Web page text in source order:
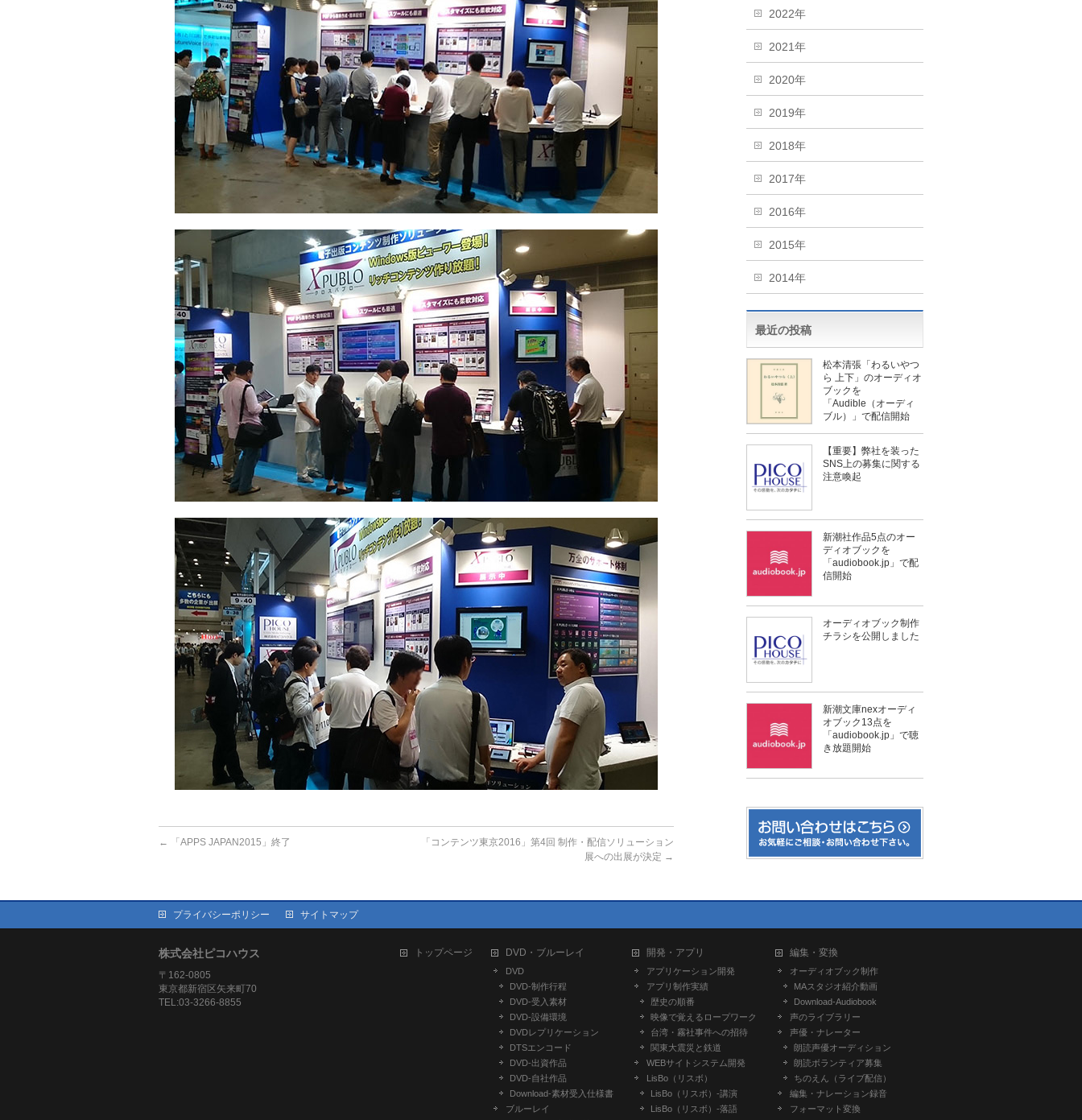
← 「APPS JAPAN2015」終了
「コンテンツ東京2016」第4回 制作・配信ソリューション
展への出展が決定 →
2022年
2021年
2020年
2019年
2018年
2017年
2016年
2015年
2014年
最近の投稿
松本清張「わるいやつ
ら 上下」のオーディオ
ブックを
「Audible（オーディ
ブル）」で配信開始
【重要】弊社を装った
SNS上の募集に関する
注意喚起
新潮社作品5点のオー
ディオブックを
「audiobook.jp」で配
信開始
オーディオブック制作
チラシを公開しました
新潮文庫nexオーディ
オブック13点を
「audiobook.jp」で聴
き放題開始
プライバシーポリシー サイトマップ
株式会社ピコハウス
〒162-0805
東京都新宿区矢来町70
TEL:03-3266-8855
トップページ DVD・ブルーレイ
DVD
DVD-制作行程
DVD-受入素材
DVD-設備環境
DVDレプリケーション
DTSエンコード
DVD-出資作品
DVD-自社作品
​Download-素材受入仕様書
ブルーレイ
開発・アプリ
アプリケーション開発
アプリ制作実績
歴史の順番
映像で覚えるロープワーク
台湾・霧社事件への招待
関東大震災と鉄道
WEBサイトシステム開発
LisBo（リスボ）
LisBo（リスボ）-講演
LisBo（リスボ）-落語
編集・変換
オーディオブック制作
MAスタジオ紹介動画
Download-Audiobook
声のライブラリー
声優・ナレーター
朗読声優オーディション
朗読ボランティア募集
ちのえん（ライブ配信）
編集・ナレーション録音
フォーマット変換